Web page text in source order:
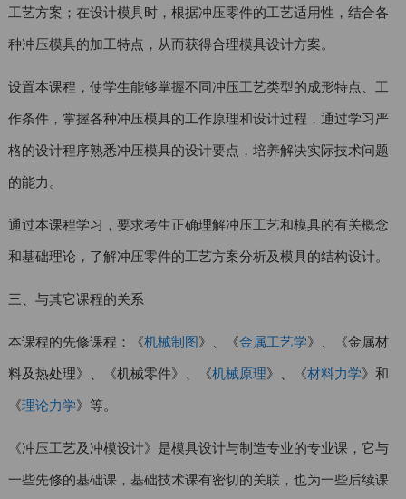
工艺方案；在设计模具时，根据冲压零件的工艺适用性，结合各
种冲压模具的加工特点，从而获得合理模具设计方案。
设置本课程，使学生能够掌握不同冲压工艺类型的成形特点、工
作条件，掌握各种冲压模具的工作原理和设计过程，通过学习严
格的设计程序熟悉冲压模具的设计要点，培养解决实际技术问题
的能力。
通过本课程学习，要求考生正确理解冲压工艺和模具的有关概念
和基础理论，了解冲压零件的工艺方案分析及模具的结构设计。
三、与其它课程的关系
本课程的先修课程：《机械制图》、《金属工艺学》、《金属材
料及热处理》、《机械零件》、《机械原理》、《材料力学》和
《理论力学》等。
《冲压工艺及冲模设计》是模具设计与制造专业的专业课，它与
一些先修的基础课，基础技术课有密切的关联，也为一些后续课